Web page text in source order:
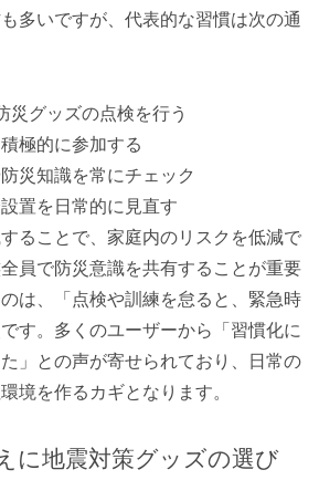
多いですが、代表的な習慣は次の通
災グッズの点検を行う
極的に参加する
災知識を常にチェック
置を日常的に見直す
ることで、家庭内のリスクを低減で
員で防災意識を共有することが重要
は、「点検や訓練を怠ると、緊急時
す。多くのユーザーから「習慣化に
」との声が寄せられており、日常の
境を作るカギとなります。
に地震対策グッズの選び